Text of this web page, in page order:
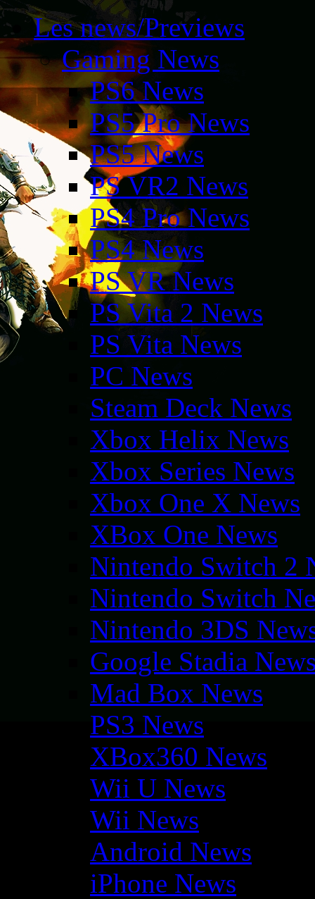
Les news/Previews
Gaming News
PS6 News
PS5 Pro News
PS5 News
PS VR2 News
PS4 Pro News
PS4 News
PS VR News
PS Vita 2 News
PS Vita News
PC News
Steam Deck News
Xbox Helix News
Xbox Series News
Xbox One X News
XBox One News
Nintendo Switch 2
Nintendo Switch
Nintendo 3DS
Google Stadia
Mad Box News
PS3 News
XBox360 News
Wii U News
Wii News
Android News
iPhone News